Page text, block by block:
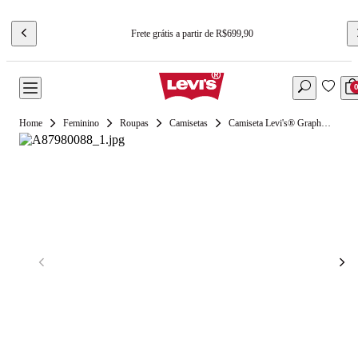
Frete grátis a partir de R$699,90
0
Feminino Roupas Camisetas Camiseta Levi's® Graphic Essential Sporty Branca Manga Curta